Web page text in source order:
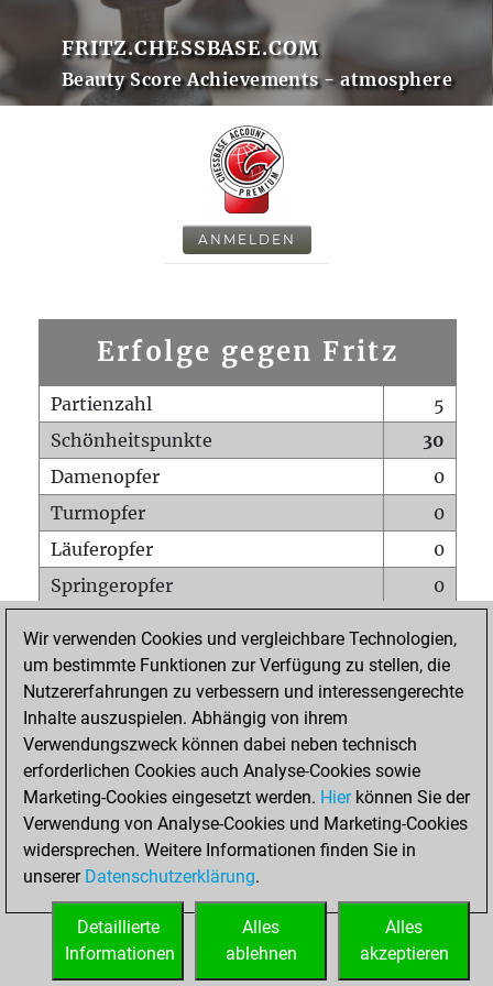
FRITZ.CHESSBASE.COM
Beauty Score Achievements - atmosphere
ANMELDEN
Erfolge gegen Fritz
Partienzahl
5
Schönheitspunkte
30
Damenopfer
0
Turmopfer
0
Läuferopfer
0
Springeropfer
0
Matt auf vollem Brett
0
Bauer setzt Matt
0
Erstickte Matts
Unterverwandlungen
Türme auf der siebten
0
STARTSEITE
Wir verwenden Cookies und vergleichbare Technologien,
um bestimmte Funktionen zur Verfügung zu stellen, die
Nutzererfahrungen zu verbessern und interessengerechte
Inhalte auszuspielen. Abhängig von ihrem
Verwendungszweck können dabei neben technisch
erforderlichen Cookies auch Analyse-Cookies sowie
Marketing-Cookies eingesetzt werden. Hierkönnen Sie der
Verwendung von Analyse-Cookies und Marketing-Cookies
widersprechen. Weitere Informationen finden Sie in
unserer Datenschutzerklärung.
Alles
akzeptieren
Alles
ablehnen
Detaillierte
Informationen